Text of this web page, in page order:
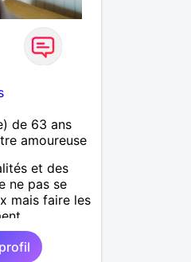
de 63 ans
amoureuse
et des
ne pas se
mais faire les
être
femme bien